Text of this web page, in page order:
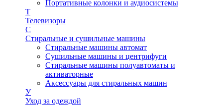
Портативные колонки и аудиосистемы
Т
Телевизоры
С
Стиральные и сушильные машины
Стиральные машины автомат
Сушильные машины и центрифуги
Стиральные машины полуавтоматы и
активаторные
Аксессуары для стиральных машин
У
Уход за одеждой